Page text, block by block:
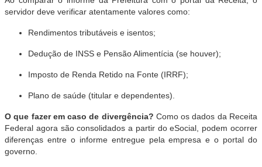
servidor deve verificar atentamente valores como:
Rendimentos tributáveis e isentos;
Dedução de INSS e Pensão Alimentícia (se houver);
Imposto de Renda Retido na Fonte (IRRF);
Plano de saúde (titular e dependentes).
O que fazer em caso de divergência? Como os dados da Receita
Federal agora são consolidados a partir do eSocial, podem ocorrer
diferenças entre o informe entregue pela empresa e o portal do
governo.